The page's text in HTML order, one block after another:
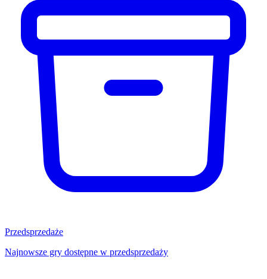
Przedsprzedaże
Najnowsze gry dostępne w przedsprzedaży